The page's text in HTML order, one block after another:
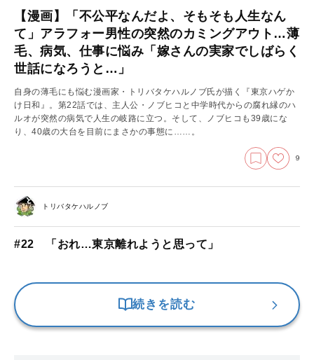
【漫画】「不公平なんだよ、そもそも人生なん
て」アラフォー男性の突然のカミングアウト…薄
毛、病気、仕事に悩み「嫁さんの実家でしばらく
世話になろうと…」
自身の薄毛にも悩む漫画家・トリバタケハルノブ氏が描く『東京ハゲか
け日和』。第22話では、主人公・ノブヒコと中学時代からの腐れ縁のハ
ルオが突然の病気で人生の岐路に立つ。そして、ノブヒコも39歳にな
り、40歳の大台を目前にまさかの事態に……。
9
トリバタケハルノブ
#22 「おれ…東京離れようと思って」
続きを読む